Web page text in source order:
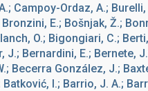
Campoy-Ordaz, A.; Burelli,
E.; Bošnjak, Ž.;
O.; Bigongiari, C.;
J.; Bernardini, E.; Bernete,
Becerra González, J.;
Batković, I.; Barrio, J. A.;